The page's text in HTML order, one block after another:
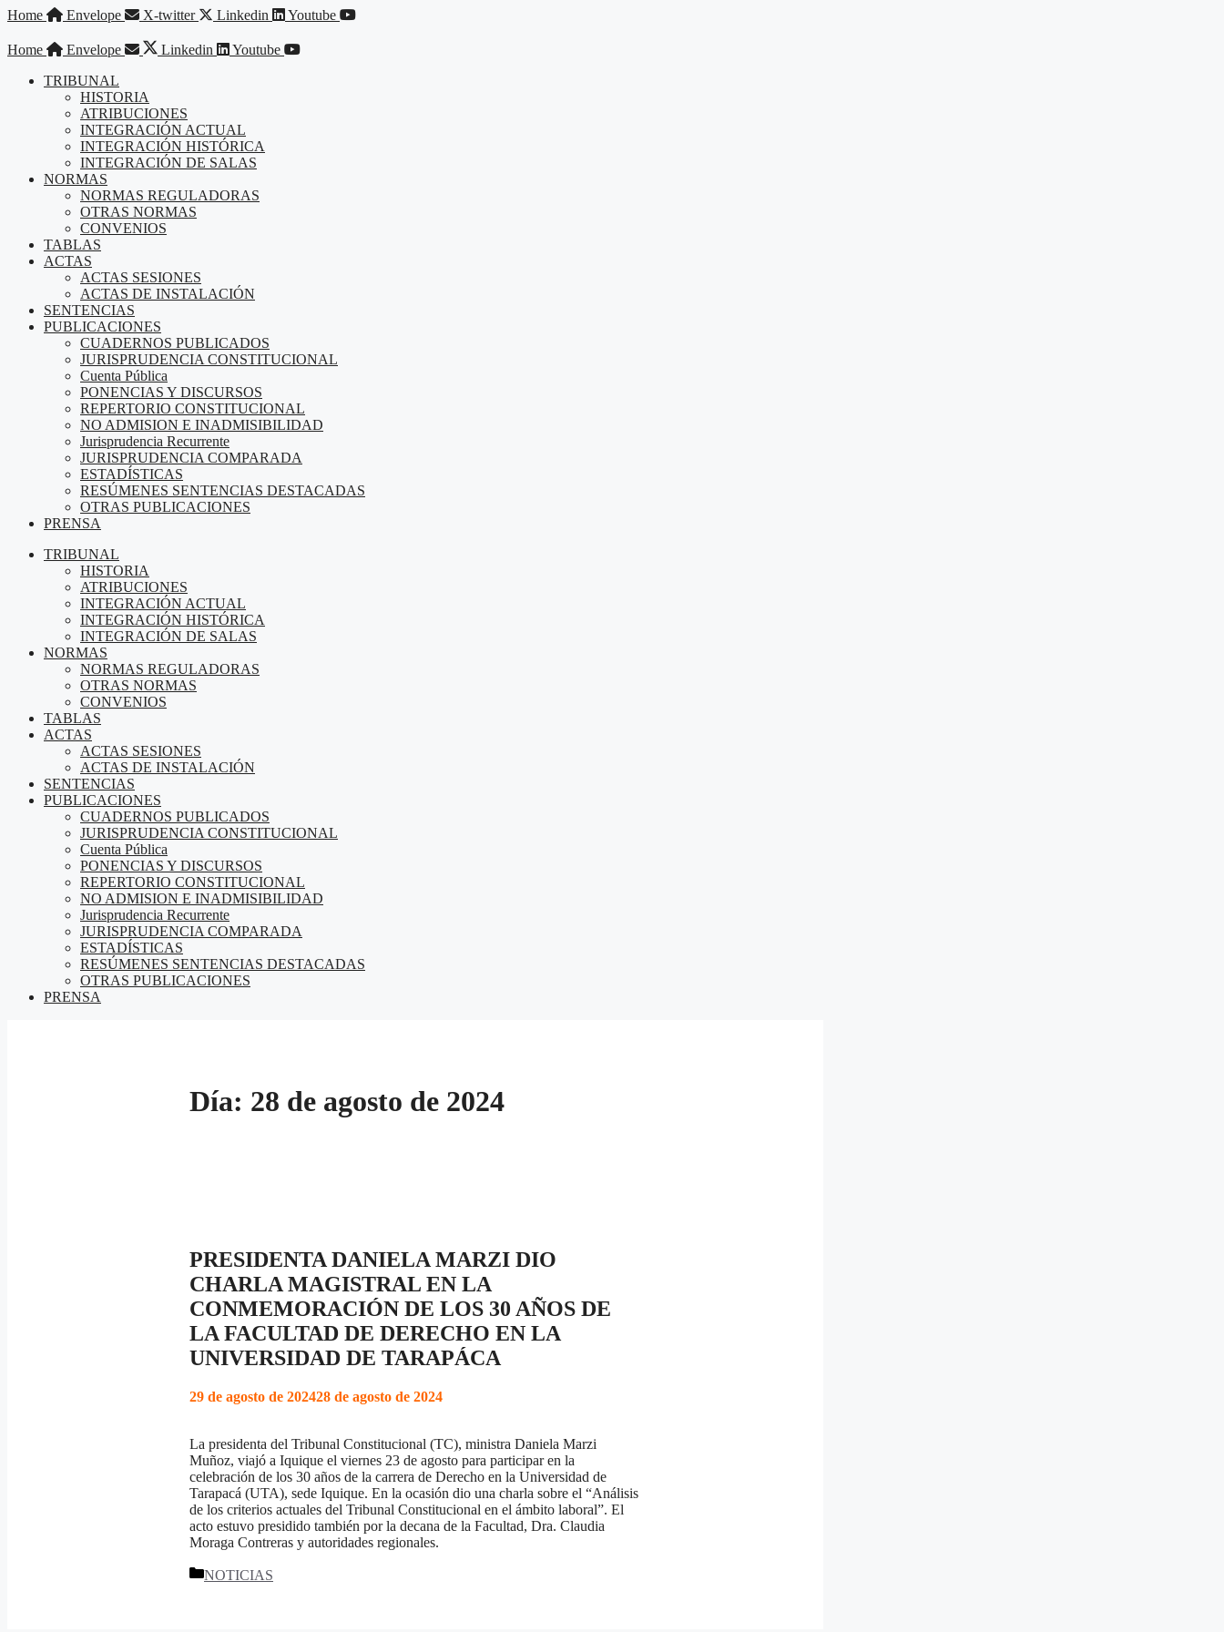
Saltar
contenido
Home Envelope X-twitter Linkedin Youtube
Home Envelope Linkedin
Youtube
TRIBUNAL
HISTORIA
ATRIBUCIONES
INTEGRACIÓN ACTUAL
INTEGRACIÓN HISTÓRICA
INTEGRACIÓN DE SALAS
NORMAS
NORMAS REGULADORAS
OTRAS NORMAS
CONVENIOS
TABLAS
ACTAS
ACTAS SESIONES
ACTAS DE INSTALACIÓN
SENTENCIAS
PUBLICACIONES
CUADERNOS PUBLICADOS
JURISPRUDENCIA CONSTITUCIONAL
Cuenta Pública
PONENCIAS Y DISCURSOS
REPERTORIO CONSTITUCIONAL
NO ADMISION E INADMISIBILIDAD
Jurisprudencia Recurrente
JURISPRUDENCIA COMPARADA
ESTADÍSTICAS
RESÚMENES SENTENCIAS DESTACADAS
OTRAS PUBLICACIONES
PRENSA
TRIBUNAL
HISTORIA
ATRIBUCIONES
INTEGRACIÓN ACTUAL
INTEGRACIÓN HISTÓRICA
INTEGRACIÓN DE SALAS
NORMAS
NORMAS REGULADORAS
OTRAS NORMAS
CONVENIOS
TABLAS
ACTAS
ACTAS SESIONES
ACTAS DE INSTALACIÓN
SENTENCIAS
PUBLICACIONES
CUADERNOS PUBLICADOS
JURISPRUDENCIA CONSTITUCIONAL
Cuenta Pública
PONENCIAS Y DISCURSOS
REPERTORIO CONSTITUCIONAL
NO ADMISION E INADMISIBILIDAD
Jurisprudencia Recurrente
JURISPRUDENCIA COMPARADA
ESTADÍSTICAS
RESÚMENES SENTENCIAS DESTACADAS
OTRAS PUBLICACIONES
PRENSA
Día: 28 de agosto de 2024
PRESIDENTA DANIELA MARZI DIO
CHARLA MAGISTRAL EN LA
CONMEMORACIÓN DE LOS 30 AÑOS DE
LA FACULTAD DE DERECHO EN LA
UNIVERSIDAD DE TARAPÁCA
29 de agosto de 202428 de agosto de 2024
La presidenta del Tribunal Constitucional (TC), ministra Daniela Marzi
Muñoz, viajó a Iquique el viernes 23 de agosto para participar en la
celebración de los 30 años de la carrera de Derecho en la Universidad de
Tarapacá (UTA), sede Iquique. En la ocasión dio una charla sobre el “Análisis
de los criterios actuales del Tribunal Constitucional en el ámbito laboral”. El
acto estuvo presidido también por la decana de la Facultad, Dra. Claudia
Moraga Contreras y autoridades regionales.
Categorías
NOTICIAS